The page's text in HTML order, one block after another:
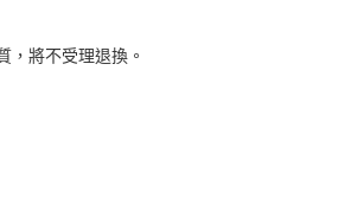
，將不受理退換。